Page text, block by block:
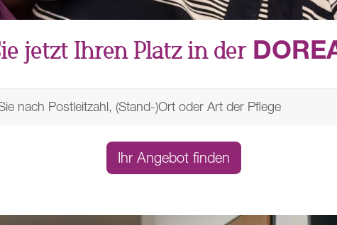
jetzt Ihren Platz in der
Ihr Angebot finden